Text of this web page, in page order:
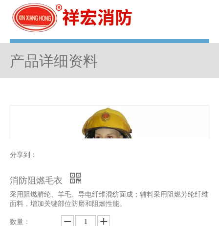
产品详细资料
分享到：
消防阻燃毛衣
采用阻燃腈纶、羊毛、导电纤维混纺面成；辅料采用阻燃芳纶纤维
面料，增加关键部位防磨和阻燃性能。
数量：